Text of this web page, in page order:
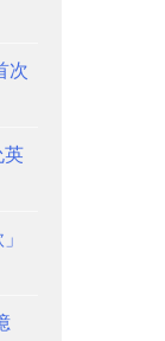
次